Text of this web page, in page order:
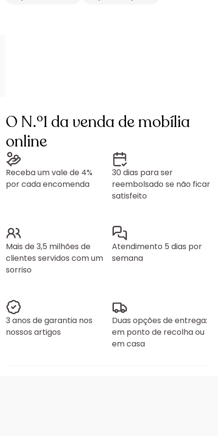
O N.º1 da venda de mobília
online
Receba um vale de 4%
por cada encomenda
30 dias para ser
reembolsado se não ficar
satisfeito
Mais de 3,5 milhões de
clientes servidos com um
sorriso
Atendimento 5 dias por
semana
3 anos de garantia nos
nossos artigos
Duas opções de entrega:
em ponto de recolha ou
em casa